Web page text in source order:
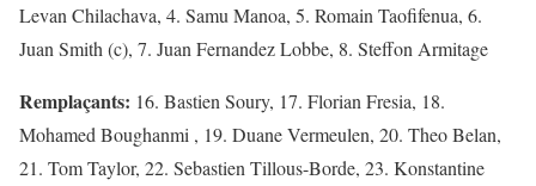
Levan Chilachava, 4. Samu Manoa, 5. Romain Taofifenua, 6.
Juan Smith (c), 7. Juan Fernandez Lobbe, 8. Steffon Armitage
Remplaçants: 16. Bastien Soury, 17. Florian Fresia, 18.
Mohamed Boughanmi , 19. Duane Vermeulen, 20. Theo Belan,
21. Tom Taylor, 22. Sebastien Tillous-Borde, 23. Konstantine